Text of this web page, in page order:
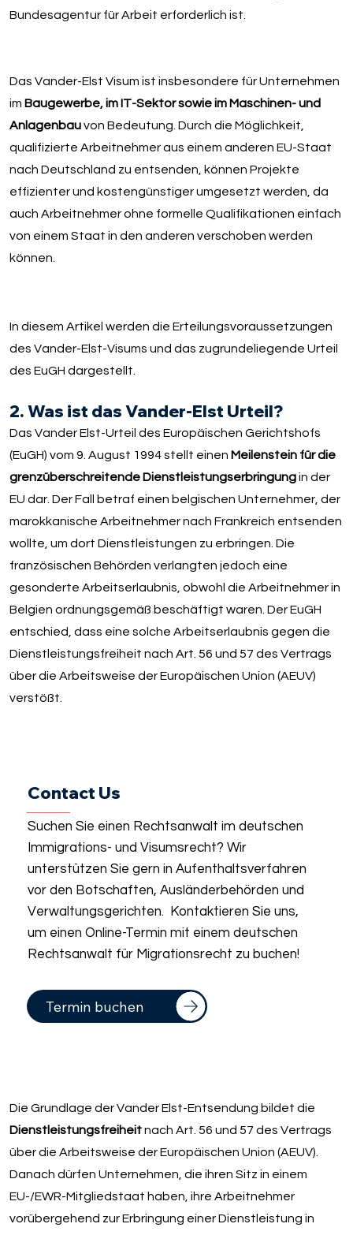
Bundesagentur für Arbeit erforderlich ist.
Das Vander-Elst Visum ist insbesondere für Unternehmen
im Baugewerbe, im IT-Sektor sowie im Maschinen- und
Anlagenbauvon Bedeutung. Durch die Möglichkeit,
qualifizierte Arbeitnehmer aus einem anderen EU-Staat
nach Deutschland zu entsenden, können Projekte
effizienter und kostengünstiger umgesetzt werden, da
auch Arbeitnehmer ohne formelle Qualifikationen einfach
von einem Staat in den anderen verschoben werden
können.
In diesem Artikel werden die Erteilungsvoraussetzungen
des Vander-Elst-Visums und das zugrundeliegende Urteil
des EuGH dargestellt.
2. Was ist das Vander-Elst Urteil?
Das Vander Elst-Urteil des Europäischen Gerichtshofs
(EuGH) vom 9. August 1994 stellt einen Meilenstein für die
grenzüberschreitende Dienstleistungserbringungin der
EU dar. Der Fall betraf einen belgischen Unternehmer, der
marokkanische Arbeitnehmer nach Frankreich entsenden
wollte, um dort Dienstleistungen zu erbringen. Die
französischen Behörden verlangten jedoch eine
gesonderte Arbeitserlaubnis, obwohl die Arbeitnehmer in
Belgien ordnungsgemäß beschäftigt waren. Der EuGH
entschied, dass eine solche Arbeitserlaubnis gegen die
Dienstleistungsfreiheit nach Art. 56 und 57 des Vertrags
über die Arbeitsweise der Europäischen Union (AEUV)
verstößt.
Contact Us
Suchen Sie einen Rechtsanwalt im deutschen
Immigrations- und Visumsrecht? Wir
unterstützen Sie gern in Aufenthaltsverfahren
vor den Botschaften, Ausländerbehörden und
Verwaltungsgerichten. Kontaktieren Sie uns,
um einen Online-Termin mit einem deutschen
Rechtsanwalt für Migrationsrecht zu buchen!
Termin buchen
Die Grundlage der Vander Elst-Entsendung bildet die
Dienstleistungsfreiheitnach Art. 56 und 57 des Vertrags
über die Arbeitsweise der Europäischen Union (AEUV).
Danach dürfen Unternehmen, die ihren Sitz in einem
EU-/EWR-Mitgliedstaat haben, ihre Arbeitnehmer
vorübergehend zur Erbringung einer Dienstleistung in